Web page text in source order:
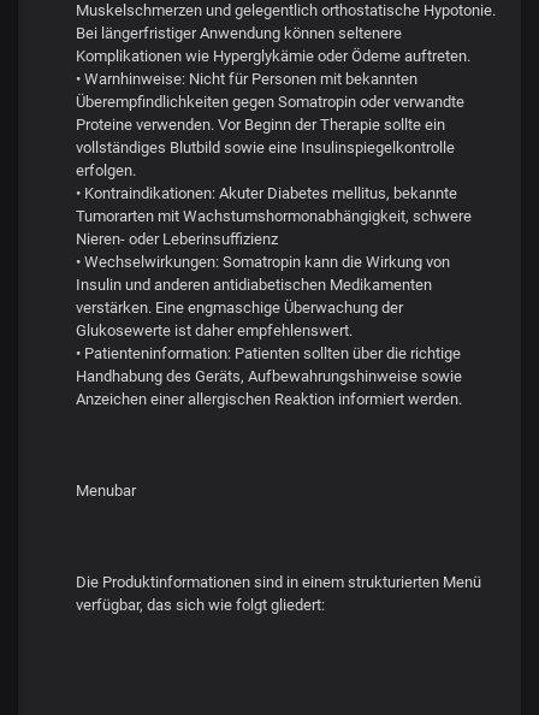
Muskelschmerzen und gelegentlich orthostatische Hypotonie.
Bei längerfristiger Anwendung können seltenere
Komplikationen wie Hyperglykämie oder Ödeme auftreten.
• Warnhinweise: Nicht für Personen mit bekannten
Überempfindlichkeiten gegen Somatropin oder verwandte
Proteine verwenden. Vor Beginn der Therapie sollte ein
vollständiges Blutbild sowie eine Insulinspiegelkontrolle
erfolgen.
• Kontraindikationen: Akuter Diabetes mellitus, bekannte
Tumorarten mit Wachstumshormonabhängigkeit, schwere
Nieren- oder Leberinsuffizienz
• Wechselwirkungen: Somatropin kann die Wirkung von
Insulin und anderen antidiabetischen Medikamenten
verstärken. Eine engmaschige Überwachung der
Glukosewerte ist daher empfehlenswert.
• Patienteninformation: Patienten sollten über die richtige
Handhabung des Geräts, Aufbewahrungshinweise sowie
Anzeichen einer allergischen Reaktion informiert werden.
Menubar
Die Produktinformationen sind in einem strukturierten Menü
verfügbar, das sich wie folgt gliedert: